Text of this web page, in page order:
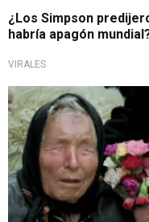
¿Los Simpson
habría apagón
VIRALES
¿Será cierto?